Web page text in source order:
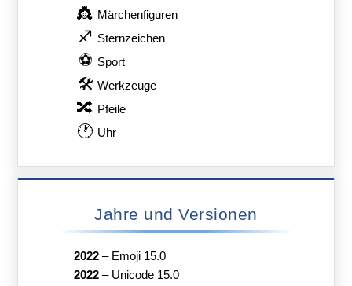
👸 Märchenfiguren
♐ Sternzeichen
⚽ Sport
🛠 Werkzeuge
🔀 Pfeile
🕐 Uhr
Jahre und Versionen
2022– Emoji 15.0
2022– Unicode 15.0